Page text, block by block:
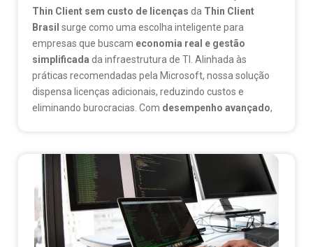
Thin Client sem custo de licenças da Thin Client
Brasil surge como uma escolha inteligente para
empresas que buscam economia real e gestão
simplificada da infraestrutura de TI. Alinhada às
práticas recomendadas pela Microsoft, nossa solução
dispensa licenças adicionais, reduzindo custos e
eliminando burocracias. Com desempenho avançado,
escalável e eficiente — tudo sem surpresas no
orçamento.
👉 Conheça a verdadeira economia em:
thinclientbrasil.com